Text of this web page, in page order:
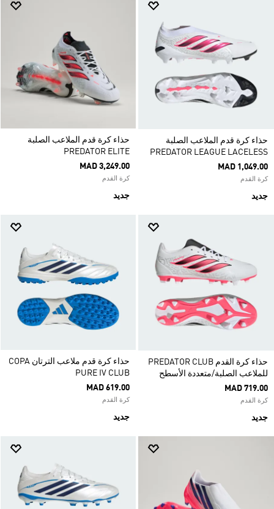
حذاء كرة قدم الملاعب الصلبة
PREDATOR LEAGUE LACELESS
MAD 1,049.00
كرة القدم
جديد
حذاء كرة قدم الملاعب الصلبة
PREDATOR ELITE
MAD 3,249.00
كرة القدم
جديد
حذاء كرة القدم PREDATOR CLUB
للملاعب الصلبة/متعددة الأسطح
MAD 719.00
كرة القدم
جديد
حذاء كرة قدم ملاعب الترتان COPA
PURE IV CLUB
MAD 619.00
كرة القدم
جديد